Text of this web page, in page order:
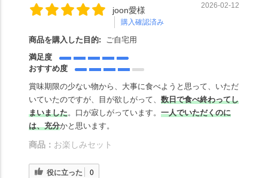
joon愛様
購入確認済み
2026-02-12
商品を購入した目的:
ご自宅用
満足度
おすすめ度
賞味期限の少ない物から、大事に食べようと思って、いただ
いていたのですが、目が欲しがって、 数日で食べ終わってし
まいました。口が寂しがっています。 一人でいただくのに
は、充分かと思います。
商品： お楽しみセット
役に立った 0